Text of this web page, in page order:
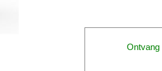
Ontvang